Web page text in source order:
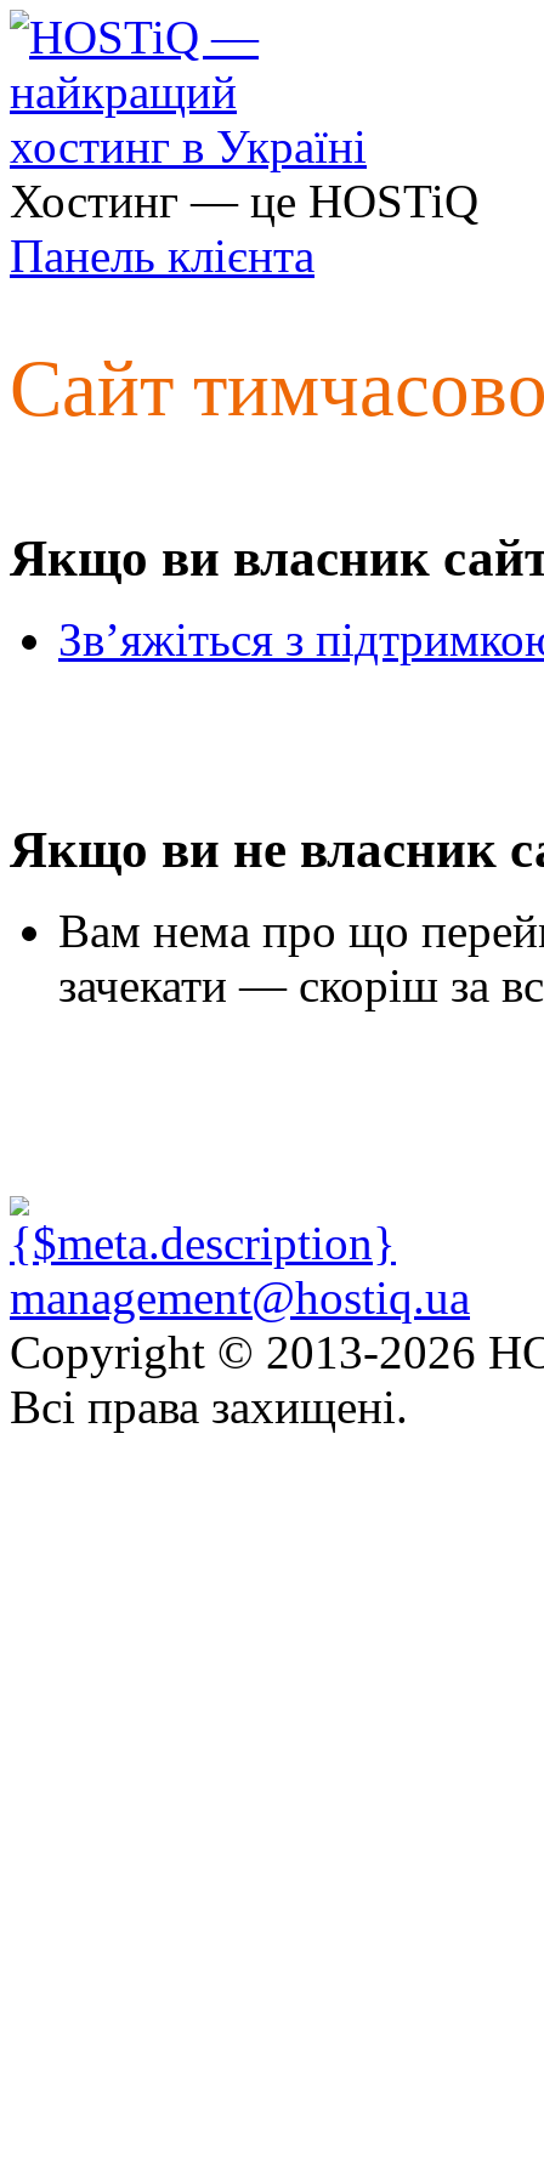
Хостинг — це HOSTiQ
Панель клієнта
Сайт
Якщо ви власник
Зв’яжіться з
Якщо ви не власник
Вам нема про що
зачекати — скоріш за
management@hostiq.ua
Copyright © 2013-2026
Всі права захищені.